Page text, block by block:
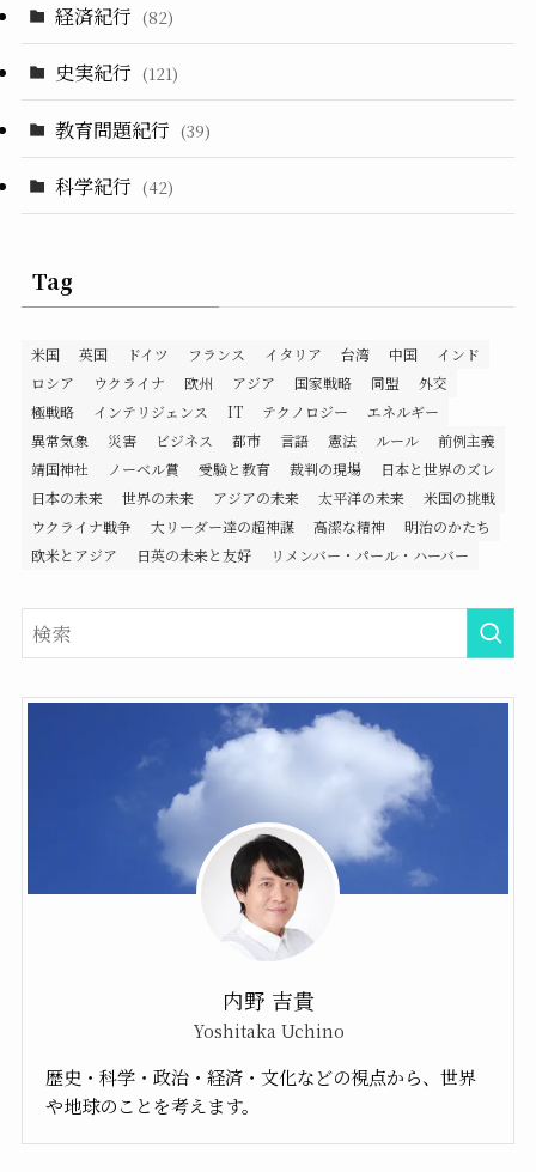
経済紀行 (82)
史実紀行 (121)
教育問題紀行 (39)
科学紀行 (42)
Tag
米国 英国 ドイツ フランス イタリア 台湾 中国
インド
ロシア
ウクライナ 欧州 アジア 国家戦略 同盟
外交
極戦略
インテリジェンス IT テクノロジー
エネルギー
異常気象
災害 ビジネス 都市 言語 憲法 ルール
前例主義
靖国神社
ノーベル賞 受験と教育 裁判の現場
日本と世界のズレ
日本の未来
世界の未来 アジアの未来 太平洋の未来
米国の挑戦
ウクライナ戦争
大リーダー達の超神謀 高潔な精神
明治のかたち
欧米とアジア
日英の未来と友好 リメンバー・パール・ハーバー
内野 吉貴
Yoshitaka Uchino
歴史・科学・政治・経済・文化などの視点から、世界
や地球のことを考えます。